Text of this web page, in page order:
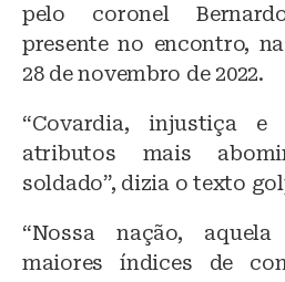
pelo coronel
presente no encontro,
28 de novembro de 2022.
“Covardia, injustiça
atributos mais
soldado”, dizia o texto
“Nossa nação,
maiores índices de